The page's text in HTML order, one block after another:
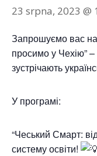
23 srpna, 2023 @
Запрошуємо вас
просимо у Чехію” –
зустрічають
У програмі:
“Чеський Смарт:
систему освіти!